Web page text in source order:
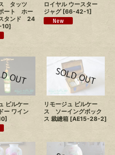
タッツ
ート ホー
タンド 24
]
ロイヤル ウースター
ジャグ [66-42-1]
ピルケー
ー ワイン
]
リモージュ ピルケー
ス ソーイングボック
ス 裁縫箱 [AE15-28-2]